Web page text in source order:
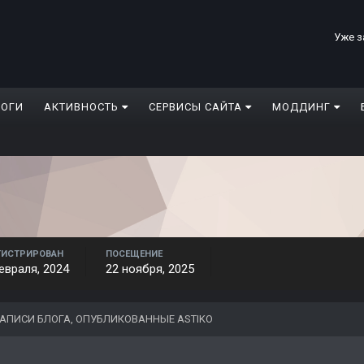
Уже
АКТИВНОСТЬ СЕРВИСЫ САЙТА МОДДИНГ
2024
ПОСЕЩЕНИЕ
22 ноября, 2025
БЛОГА, ОПУБЛИКОВАННЫЕ ASTIKO